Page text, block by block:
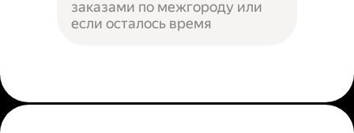
заказами по межгороду или
если осталось время